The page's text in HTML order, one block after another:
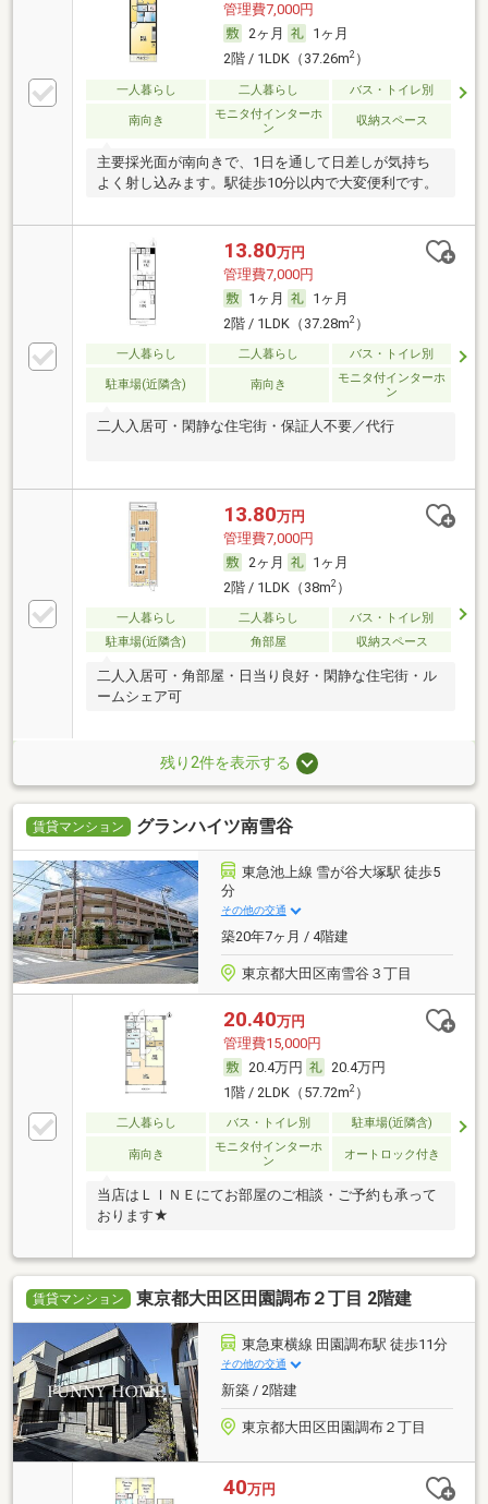
管理費7,000円
2ヶ月
1ヶ月
2階 / 1LDK（37.26m2）
一人暮らし 二人暮らし バス・トイレ別
南向き
モニタ付インターホ
ン
収納スペース
主要採光面が南向きで、1日を通して日差しが気持ち
よく射し込みます。駅徒歩10分以内で大変便利です。
13.80万円
管理費7,000円
1ヶ月
1ヶ月
2階 / 1LDK（37.28m2）
一人暮らし 二人暮らし バス・トイレ別
駐車場(近隣含) 南向き
モニタ付インターホ
ン
二人入居可・閑静な住宅街・保証人不要／代行
13.80万円
管理費7,000円
2ヶ月
1ヶ月
2階 / 1LDK（38m2）
一人暮らし 二人暮らし
バス・トイレ別
駐車場(近隣含)
角部屋 収納スペース
二人入居可・角部屋・日当り良好・閑静な住宅街・ル
ームシェア可
残り2件を表示する
賃貸マンション グランハイツ南雪谷
東急池上線 雪が谷大塚駅 徒歩5
分
その他の交通
築20年7ヶ月 / 4階建
東京都大田区南雪谷３丁目
20.40万円
管理費15,000円
20.4万円
20.4万円
1階 / 2LDK（57.72m2）
二人暮らし バス・トイレ別 駐車場(近隣含)
南向き
モニタ付インターホ
ン
オートロック付き
当店はＬＩＮＥにてお部屋のご相談・ご予約も承って
おります★
賃貸マンション 東京都大田区田園調布２丁目 2階建
東急東横線 田園調布駅 徒歩11分
その他の交通
新築 / 2階建
東京都大田区田園調布２丁目
40万円